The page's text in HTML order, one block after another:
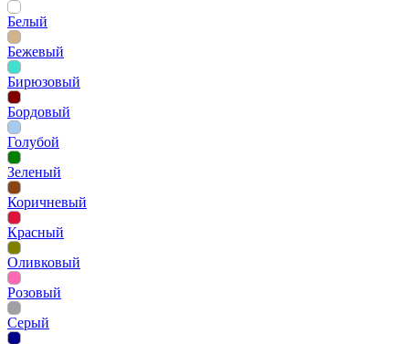
Белый
Бежевый
Бирюзовый
Бордовый
Голубой
Зеленый
Коричневый
Красный
Оливковый
Розовый
Серый